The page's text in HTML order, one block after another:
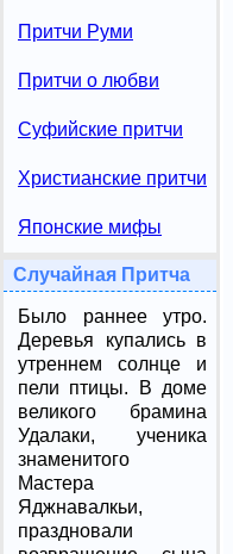
Притчи Руми
Притчи о любви
Суфийские притчи
Христианские притчи
Японские мифы
Случайная Притча
Было раннее утро.
Деревья купались в
утреннем солнце и
пели птицы. В доме
великого брамина
Удалаки, ученика
знаменитого
Мастера
Яджнавалкьи,
праздновали